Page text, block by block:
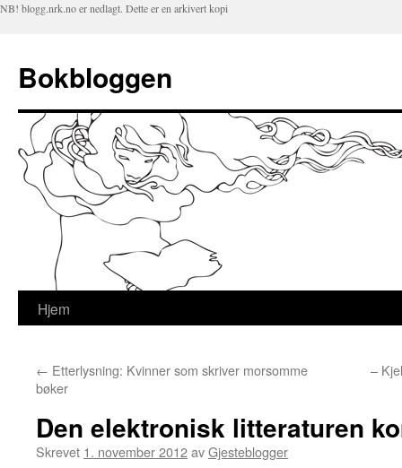
NB! blogg.nrk.no er nedlagt. Dette er en arkivert kopi
Bokbloggen
Hopp
innhold
Hjem
← Etterlysning: Kvinner som skriver morsomme
bøker
–
Den elektronisk litteraturen
Skrevet 1. november 2012avGjesteblogger